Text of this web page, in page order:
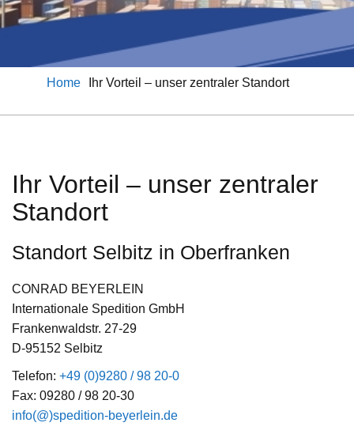
Home Ihr Vorteil – unser zentraler Standort
Ihr Vorteil – unser zentraler
Standort
Standort Selbitz in Oberfranken
CONRAD BEYERLEIN
Internationale Spedition GmbH
Frankenwaldstr. 27-29
D-95152 Selbitz
Telefon: +49 (0)9280 / 98 20-0
Fax: 09280 / 98 20-30
info(@)spedition-beyerlein.de